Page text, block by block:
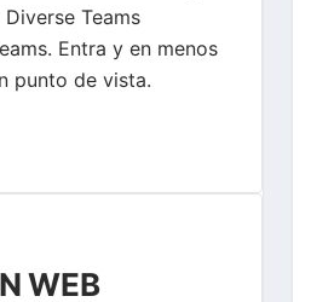
Teams
Entra y en menos
punto de vista.
WEB